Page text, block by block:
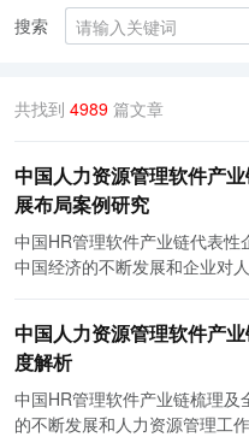
搜索
共找到 4989 篇文章
中国人力资源管理软件产
展布局案例研究
中国HR管理软件产业链代表性企业发
中国经济的不断发展和企业对
国领先的HR管理软件解决方案
面充分利用了互联网和新技术
统，包括了打卡、请假、加班
况的管理。此外，蓝鲸考勤还
中国人力资源管理软件产
度解析
中国HR管理软件产业链梳理及全景深度解析 随
的不断发展和人力资源管理工